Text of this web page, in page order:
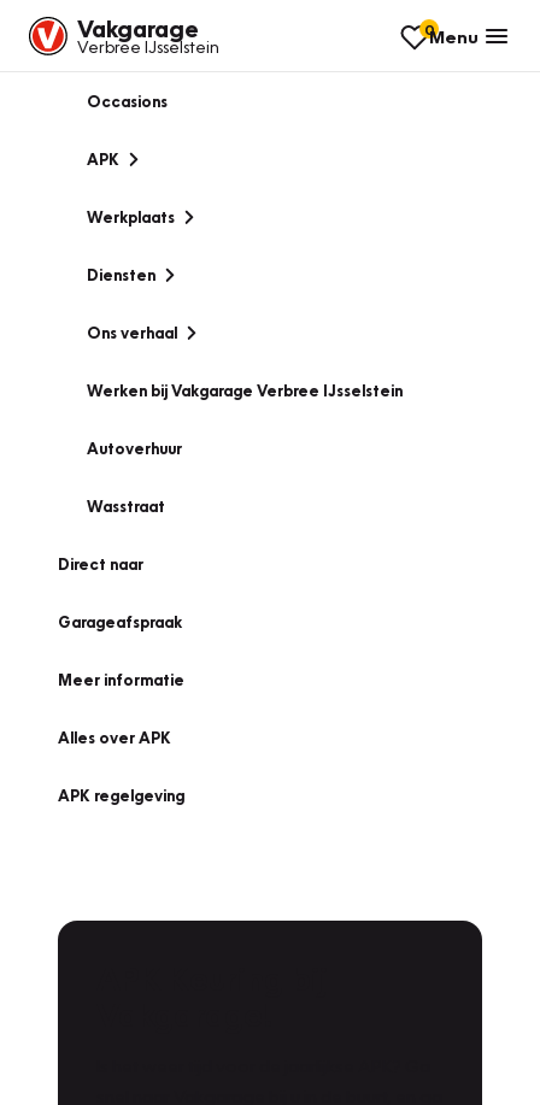
Vakgarage
Verbree IJsselstein
0Menu
Occasions
APK
Werkplaats
Diensten
Ons verhaal
Werken bij Vakgarage Verbree IJsselstein
Autoverhuur
Wasstraat
Direct naar
Garageafspraak
Meer informatie
Alles over APK
APK regelgeving